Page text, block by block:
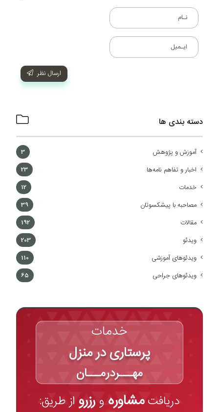
ارسال نظر
دسته بندی ها
آموزش و پژوهش 3
اخبار و تفاهم نامه‌ها 23
خدمات 12
مصاحبه با پیشکسوتان 39
مقالات 192
ویدئو 203
ویدئوهای آموزشی 110
ویدئوهای جراحی 65
خدمات
پرستاری در منزل
مهـــردرمـــان
دریافتمشاوره و رزرو از طریق: